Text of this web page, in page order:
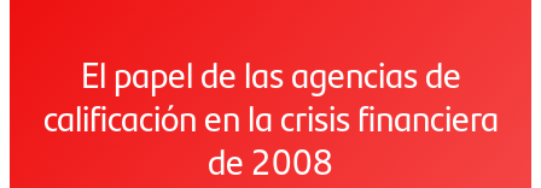
El papel de las agencias de
calificación en la crisis financiera
de 2008